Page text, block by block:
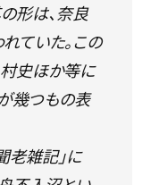
の形は、奈良
ていた。この
史ほか等に
幾つもの表
老雑記」に